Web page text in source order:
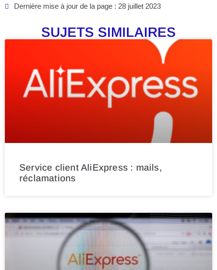
Dernière mise à jour de la page : 28 juillet 2023
SUJETS SIMILAIRES
Service client AliExpress : mails,
réclamations